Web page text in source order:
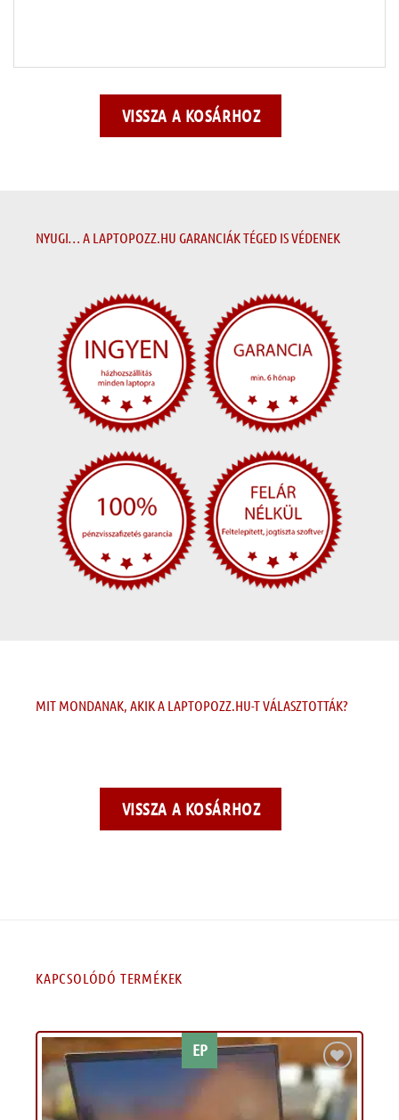
VISSZA A KOSÁRHOZ
NYUGI… A LAPTOPOZZ.HU GARANCIÁK TÉGED IS VÉDENEK
MIT MONDANAK, AKIK A LAPTOPOZZ.HU-T VÁLASZTOTTÁK?
VISSZA A KOSÁRHOZ
KAPCSOLÓDÓ TERMÉKEK
EP
Kívánságlistához